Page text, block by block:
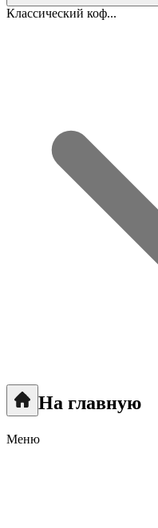
Классический коф...
На главную
Меню